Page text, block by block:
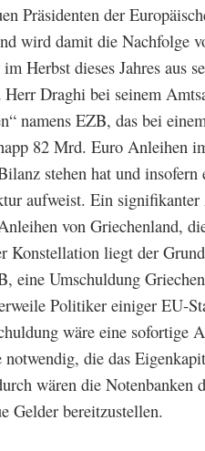
Präsidenten der
wird damit die Nachfolge
Herbst dieses Jahres aus
Draghi bei seinem
namens EZB, das bei
82 Mrd. Euro Anleihen
stehen hat und insofern
aufweist. Ein
von Griechenland,
Konstellation liegt der
eine Umschuldung
Politiker einiger EU-
wäre eine sofortige
notwendig, die das
wären die Notenbanken
Gelder bereitzustellen.